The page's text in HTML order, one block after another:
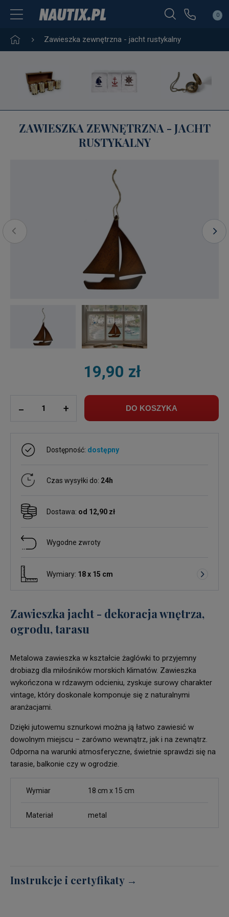
0
Zawieszka zewnętrzna - jacht rustykalny
ZAWIESZKA ZEWNĘTRZNA - JACHT
RUSTYKALNY
19,90 zł
+ DO KOSZYKA
Dostępność: dostępny
Czas wysyłki do: 24h
Dostawa: od 12,90 zł
Wygodne zwroty
Wymiary: 18 x 15 cm
Zawieszka jacht - dekoracja wnętrza,
ogrodu, tarasu
Metalowa zawieszka w kształcie żaglówki to przyjemny
drobiazg dla miłośników morskich klimatów. Zawieszka
wykończona w rdzawym odcieniu, zyskuje surowy charakter
vintage, który doskonale komponuje się z naturalnymi
aranżacjami.
Dzięki jutowemu sznurkowi można ją łatwo zawiesić w
dowolnym miejscu – zarówno wewnątrz, jak i na zewnątrz.
Odporna na warunki atmosferyczne, świetnie sprawdzi się na
tarasie, balkonie czy w ogrodzie.
Wymiar 18 cm x 15 cm
Materiał metal
Instrukcje i certyfikaty →